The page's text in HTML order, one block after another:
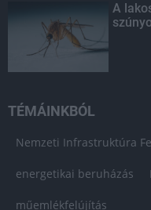
A
TÉMÁINKBÓL
Nemzeti Infrastruktúra
energetikai beruházás
műemlékfelújítás